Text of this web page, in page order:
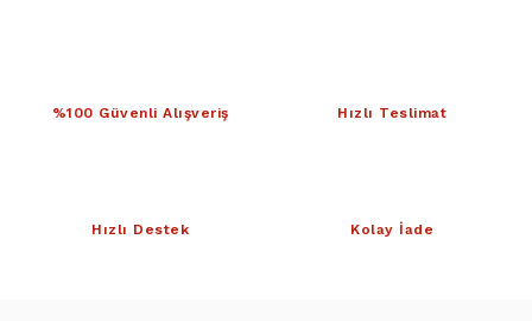
%100 Güvenli Alışveriş Hızlı Teslimat
Hızlı Destek Kolay İade